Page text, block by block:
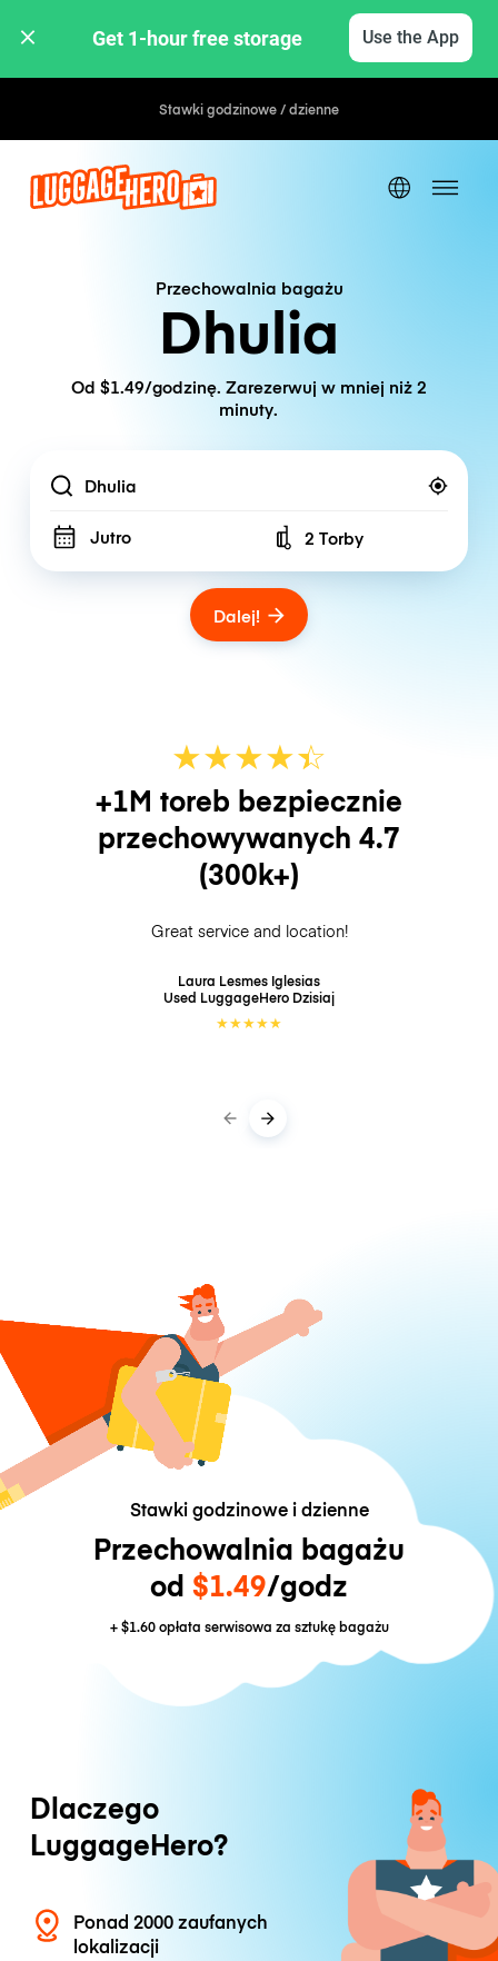
Get 1-hour free storage Use the App
Stawki godzinowe / dzienne
Przechowalnia bagażu
Dhulia
Od $1.49/godzinę. Zarezerwuj w mniej niż 2
minuty.
Location
Jutro Number of bags
2 Torby
Dalej!
★★★★☆
★
+1M toreb bezpiecznie
przechowywanych 4.7
(300k+)
Great service and location!
Laura Lesmes Iglesias
Used LuggageHero Dzisiaj
★★★★★
Stawki godzinowe i dzienne
Przechowalnia bagażu
od $1.49/godz
+$1.60opłata serwisowa za sztukę bagażu
Dlaczego
LuggageHero?
Ponad 2000 zaufanych
lokalizacji